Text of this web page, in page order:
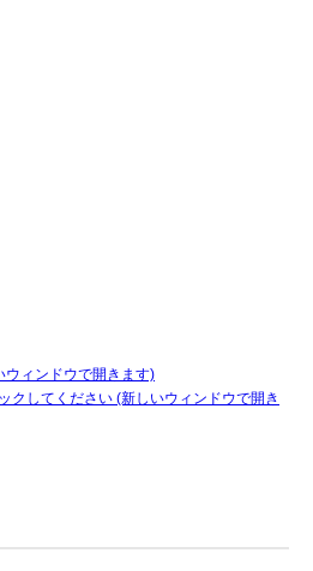
ウィンドウで開きます)
クしてください (新しいウィンドウで開き